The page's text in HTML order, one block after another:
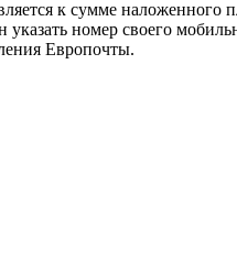
к сумме наложенного
номер своего
Европочты.